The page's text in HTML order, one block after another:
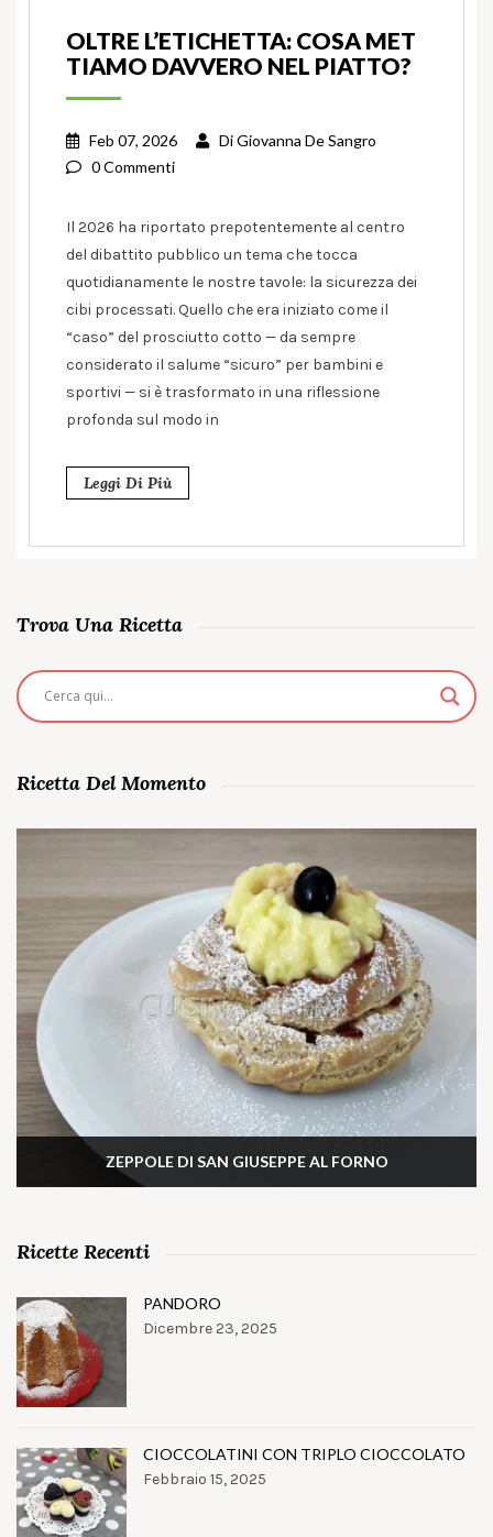
OLTRE L’ETICHETTA: COSA MET
TIAMO DAVVERO NEL PIATTO?
Feb 07, 2026 DiGiovanna De Sangro
0 Commenti
Il 2026 ha riportato prepotentemente al centro
del dibattito pubblico un tema che tocca
quotidianamente le nostre tavole: la sicurezza dei
cibi processati. Quello che era iniziato come il
“caso” del prosciutto cotto — da sempre
considerato il salume “sicuro” per bambini e
sportivi — si è trasformato in una riflessione
profonda sul modo in
Leggi Di Più
Trova Una Ricetta
Ricetta Del Momento
ZEPPOLE DI SAN GIUSEPPE AL FORNO
Ricette Recenti
PANDORO
Dicembre 23, 2025
CIOCCOLATINI CON TRIPLO CIOCCOLATO
Febbraio 15, 2025